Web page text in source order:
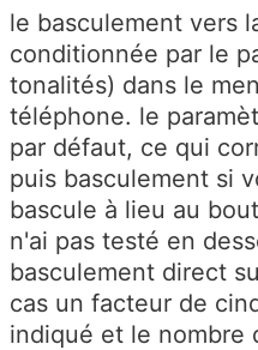
le basculement vers
conditionnée par le
tonalités) dans le
téléphone. le
par défaut, ce qui
puis basculement si
bascule à lieu au
n'ai pas testé en
basculement direct
cas un facteur de
indiqué et le nombre